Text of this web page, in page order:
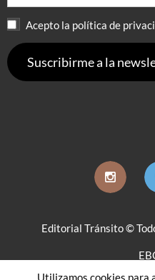
Acepto la política de
Editorial Tránsito ©
Utilizamos cookies para